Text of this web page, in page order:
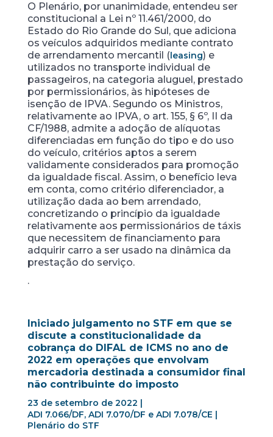
O Plenário, por unanimidade, entendeu ser
constitucional a Lei nº 11.461/2000, do
Estado do Rio Grande do Sul, que adiciona
os veículos adquiridos mediante contrato
de arrendamento mercantil (leasing) e
utilizados no transporte individual de
passageiros, na categoria aluguel, prestado
por permissionários, às hipóteses de
isenção de IPVA. Segundo os Ministros,
relativamente ao IPVA, o art. 155, § 6º, II da
CF/1988, admite a adoção de alíquotas
diferenciadas em função do tipo e do uso
do veículo, critérios aptos a serem
validamente considerados para promoção
da igualdade fiscal. Assim, o benefício leva
em conta, como critério diferenciador, a
utilização dada ao bem arrendado,
concretizando o princípio da igualdade
relativamente aos permissionários de táxis
que necessitem de financiamento para
adquirir carro a ser usado na dinâmica da
prestação do serviço.
.
Iniciado julgamento no STF em que se
discute a constitucionalidade da
cobrança do DIFAL de ICMS no ano de
2022 em operações que envolvam
mercadoria destinada a consumidor final
não contribuinte do imposto
23 de setembro de 2022 |
ADI 7.066/DF, ADI 7.070/DF e ADI 7.078/CE |
Plenário do STF